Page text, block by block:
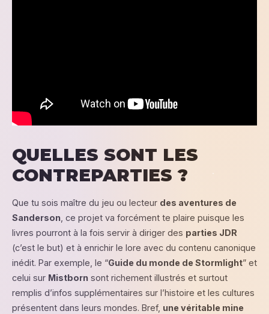
QUELLES SONT LES
CONTREPARTIES ?
Que tu sois maître du jeu ou lecteur des aventures de
Sanderson, ce projet va forcément te plaire puisque les
livres pourront à la fois servir à diriger des parties JDR
(c’est le but) et à enrichir le lore avec du contenu canonique
inédit. Par exemple, le “Guide du monde de Stormlight” et
celui sur Mistborn sont richement illustrés et surtout
remplis d’infos supplémentaires sur l’histoire et les cultures
présentent dans leurs mondes. Bref, une véritable mine